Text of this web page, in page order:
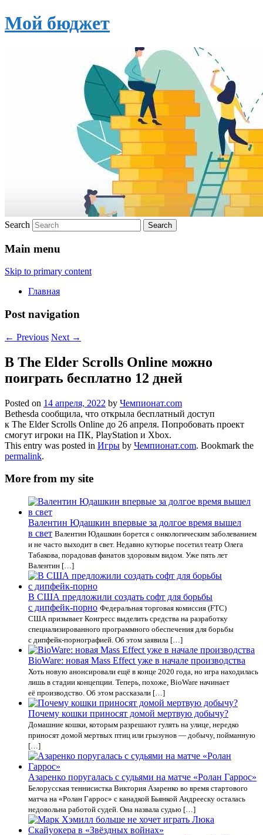
Мой бюджет
Search
Main menu
Skip to primary content
Главная
Post navigation
← Previous Next →
В The Elder Scrolls Online можно
поиграть бесплатно 12 дней
Posted on 14 апреля, 2022 by Чемпионат.com
Bethesda сообщила, что открыла бесплатный доступ
к The Elder Scrolls Online до 26 апреля. Попробовать проект
смогут игроки на ПК, PlayStation и Xbox.
This entry was posted in Игры by Чемпионат.com. Bookmark the
permalink.
More from my site
Валентин Юдашкин впервые за долгое время вышел
в свет Валентин Юдашкин борется с онкологическим заболеванием
и не часто выходит в свет. Недавно кутюрье посетил театр Олега
Табакова, порадовав фанатов здоровым видом. Уже пять лет
Валентин […]
В США предложили создать софт для борьбы
с дипфейк-порно Федеральная торговая комиссия (FTC)
США призывает Конгресс выделить средства на разработку
специализированного программного обеспечения для борьбы
с дипфейк-порнографией. Об этом заявила […]
BioWare: новая Mass Effect уже в начале производства
Хоть новую анонсировали ещё в конце 2020 года, но игра находилась
лишь в стадии концепции. Теперь, похоже, BioWare начинает
её производство. Об этом рассказали […]
Почему кошки приносят домой мертвую добычу?
Домашние кошки, которым разрешают гулять на улице, нередко
приносят домой мертвых птиц или грызунов — добычу, пойманную
[…]
Азаренко поругалась с судьями на матче «Ролан Гаррос»
Белорусская теннисистка Виктория Азаренко во время стартового
матча на «Ролан Гаррос» с канадкой Бьянкой Андрееску осталась
недовольна работой судей. Она назвала судью […]